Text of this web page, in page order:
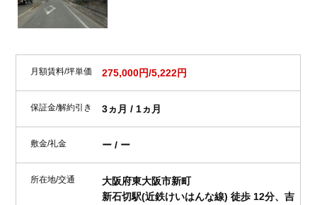
月額賃料/坪単価 275,000円/5,222円
保証金/解約引き 3ヵ月 / 1ヵ月
敷金/礼金 ー / ー
所在地/交通
大阪府東大阪市新町
新石切駅(近鉄けいはんな線) 徒歩 12分、吉